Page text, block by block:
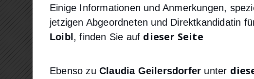
Einige Informationen und Anmerkungen,
jetzigen Abgeordneten und Direktkandidatin
Loibl , finden Sie auf dieser Seite
Ebenso zu Claudia Geilersdorfer unter